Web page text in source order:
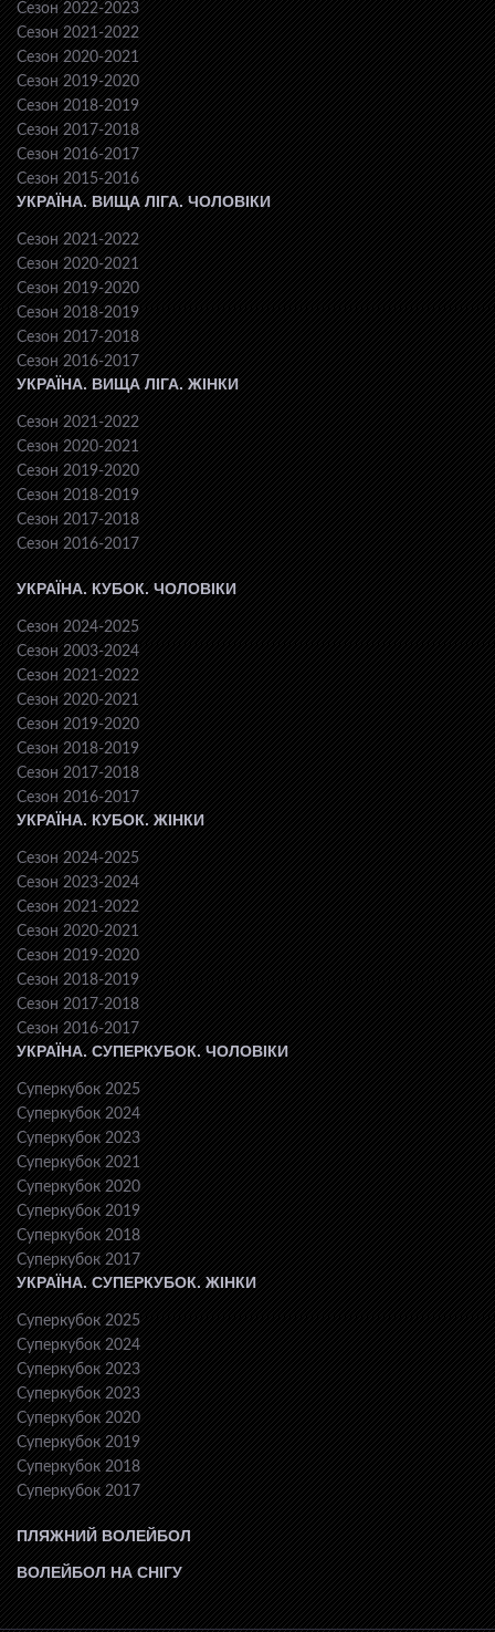
Сезон 2022-2023
Сезон 2021-2022
Сезон 2020-2021
Сезон 2019-2020
Сезон 2018-2019
Сезон 2017-2018
Сезон 2016-2017
Сезон 2015-2016
УКРАЇНА. ВИЩА ЛІГА. ЧОЛОВІКИ
Сезон 2021-2022
Сезон 2020-2021
Сезон 2019-2020
Сезон 2018-2019
Сезон 2017-2018
Сезон 2016-2017
УКРАЇНА. ВИЩА ЛІГА. ЖІНКИ
Сезон 2021-2022
Сезон 2020-2021
Сезон 2019-2020
Сезон 2018-2019
Сезон 2017-2018
Сезон 2016-2017
УКРАЇНА. КУБОК. ЧОЛОВІКИ
Сезон 2024-2025
Сезон 2003-2024
Сезон 2021-2022
Сезон 2020-2021
Сезон 2019-2020
Сезон 2018-2019
Сезон 2017-2018
Сезон 2016-2017
УКРАЇНА. КУБОК. ЖІНКИ
Сезон 2024-2025
Сезон 2023-2024
Сезон 2021-2022
Сезон 2020-2021
Сезон 2019-2020
Сезон 2018-2019
Сезон 2017-2018
Сезон 2016-2017
УКРАЇНА. СУПЕРКУБОК. ЧОЛОВІКИ
Суперкубок 2025
Суперкубок 2024
Суперкубок 2023
Суперкубок 2021
Суперкубок 2020
Суперкубок 2019
Суперкубок 2018
Суперкубок 2017
УКРАЇНА. СУПЕРКУБОК. ЖІНКИ
Суперкубок 2025
Суперкубок 2024
Суперкубок 2023
Суперкубок 2023
Суперкубок 2020
Суперкубок 2019
Суперкубок 2018
Суперкубок 2017
ПЛЯЖНИЙ ВОЛЕЙБОЛ
ВОЛЕЙБОЛ НА СНІГУ